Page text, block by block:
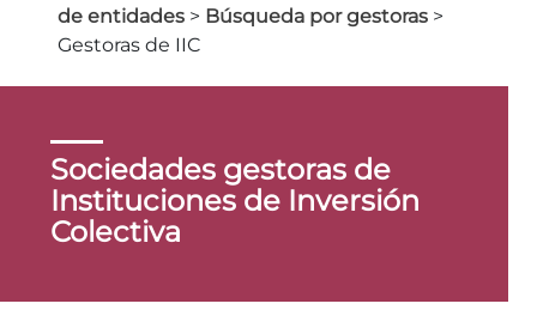
de entidades > Búsqueda por gestoras >
Gestoras de IIC
Sociedades gestoras de
Instituciones de Inversión
Colectiva